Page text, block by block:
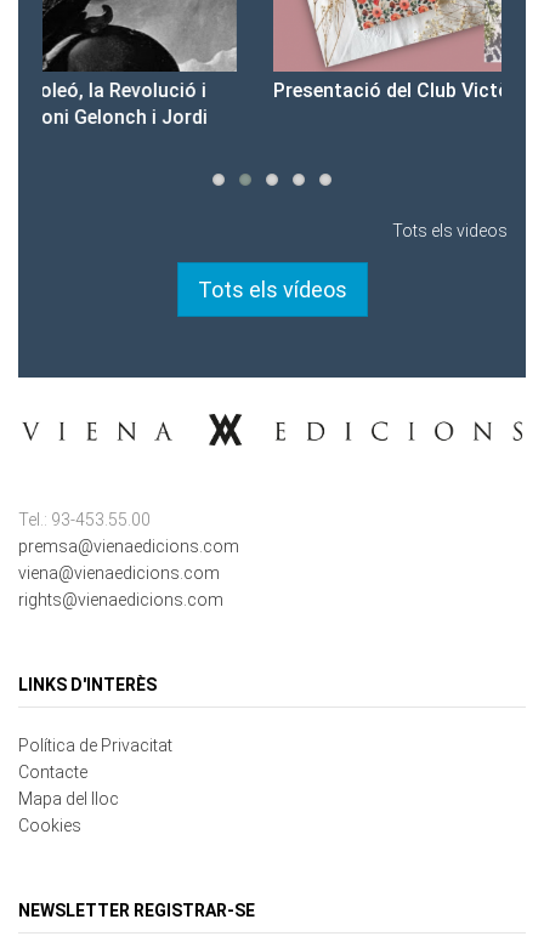
Presentació del Club Victòria
Tots els vídeos
premsa@vienaedicions.com
viena@vienaedicions.com
rights@vienaedicions.com
Contacte
Mapa del lloc
Cookies